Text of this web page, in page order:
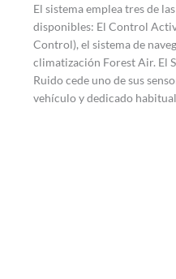
El sistema emplea tres de
disponibles: El Control
Control), el sistema de
climatización Forest Air. El
Ruido cede uno de sus
vehículo y dedicado